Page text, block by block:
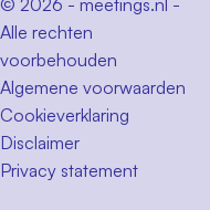
© 2026 - meetings.nl -
Alle rechten
voorbehouden
Algemene voorwaarden
Cookieverklaring
Disclaimer
Privacy statement